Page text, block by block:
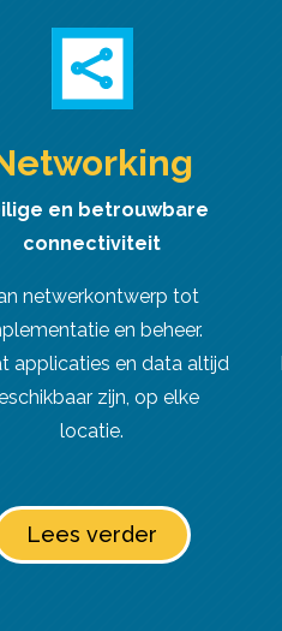
en betrouwbare
connectiviteit
netwerkontwerp tot
en beheer.
applicaties en data altijd
zijn, op elke
locatie.
Lees verder